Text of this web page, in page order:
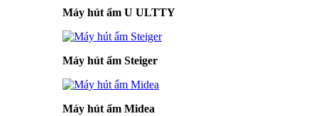
Máy hút ẩm U ULTTY
Máy hút ẩm Steiger
Máy hút ẩm Midea